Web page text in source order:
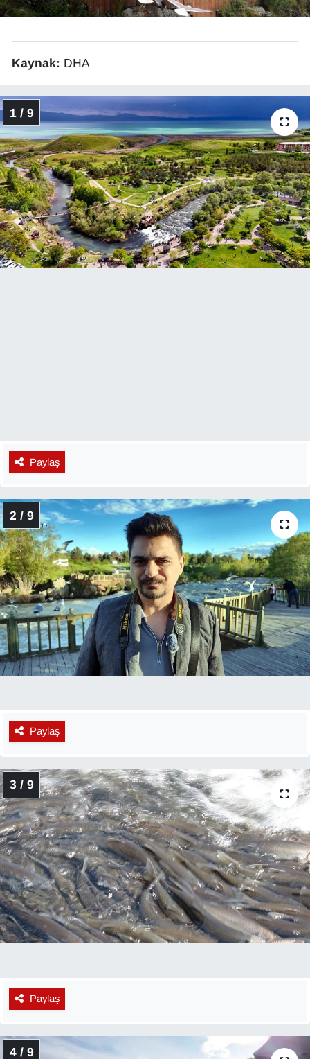
Kaynak: DHA
1 / 9
Paylaş
2 / 9
Paylaş
3 / 9
Paylaş
4 / 9
Emlak
Güncel
Gündem
Haber
HABERDE İNSAN
İngilizce
MEDYA
ONE EKONOMİ
POLİTİKA
Resmi İlanlar
RÖPORTAJ
Seri İlan
SİYASET
SPOR
TEBRİK
TEKNOLOJİ
Turizm
Vasıta
YAŞAM